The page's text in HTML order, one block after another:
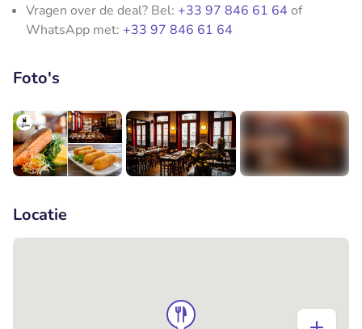
Vragen over de deal? Bel: +33 97 846 61 64 of
WhatsApp met: +33 97 846 61 64
Foto's
Locatie